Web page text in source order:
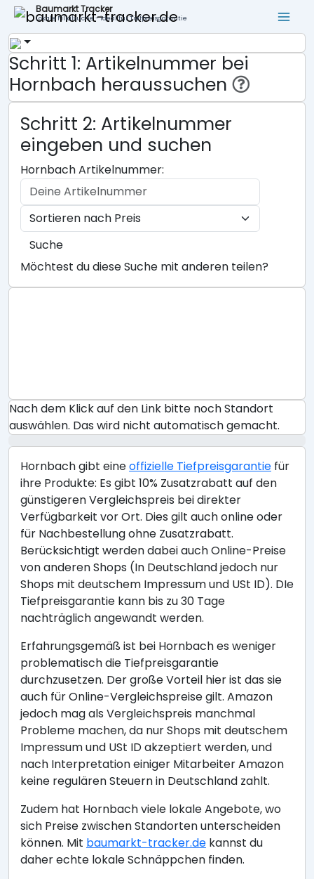
Baumarkt Tracker
Lokale Filialsuche - ideal für Tiefpreisgarantie
Schritt 1: Artikelnummer bei
Hornbach heraussuchen
Schritt 2: Artikelnummer
eingeben und suchen
Hornbach Artikelnummer:
Suche
Möchtest du diese Suche mit anderen teilen?
Nach dem Klick auf den Link bitte noch Standort
auswählen. Das wird nicht automatisch gemacht.
Hornbach gibt eineoffizielle Tiefpreisgarantie für
ihre Produkte: Es gibt 10% Zusatzrabatt auf den
günstigeren Vergleichspreis bei direkter
Verfügbarkeit vor Ort. Dies gilt auch online oder
für Nachbestellung ohne Zusatzrabatt.
Berücksichtigt werden dabei auch Online-Preise
von anderen Shops (In Deutschland jedoch nur
Shops mit deutschem Impressum und USt ID). DIe
Tiefpreisgarantie kann bis zu 30 Tage
nachträglich angewandt werden.
Erfahrungsgemäß ist bei Hornbach es weniger
problematisch die Tiefpreisgarantie
durchzusetzen. Der große Vorteil hier ist das sie
auch für Online-Vergleichspreise gilt. Amazon
jedoch mag als Vergleichspreis manchmal
Probleme machen, da nur Shops mit deutschem
Impressum und USt ID akzeptiert werden, und
nach Interpretation einiger Mitarbeiter Amazon
keine regulären Steuern in Deutschland zahlt.
Zudem hat Hornbach viele lokale Angebote, wo
sich Preise zwischen Standorten unterscheiden
können. Mit baumarkt-tracker.de kannst du
daher echte lokale Schnäppchen finden.